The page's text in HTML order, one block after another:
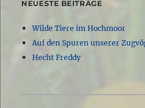
NEUESTE BEITRÄGE
Wilde Tiere im Hochmoor
Auf den Spuren unserer
Hecht Freddy